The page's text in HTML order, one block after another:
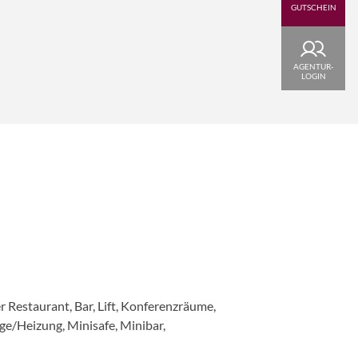
Bar, Lift, Konferenzräume,
Heizung, Minisafe, Minibar,
GUTSCHEIN
AGENTUR-
LOGIN